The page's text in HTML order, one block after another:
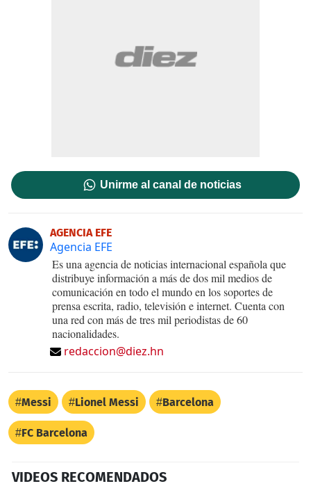
Unirme al canal de noticias
AGENCIA EFE
Agencia EFE
Es una agencia de noticias internacional española que
distribuye información a más de dos mil medios de
comunicación en todo el mundo en los soportes de
prensa escrita, radio, televisión e internet. Cuenta con
una red con más de tres mil periodistas de 60
nacionalidades.
redaccion@diez.hn
Messi Lionel Messi Barcelona
FC Barcelona
VIDEOS RECOMENDADOS